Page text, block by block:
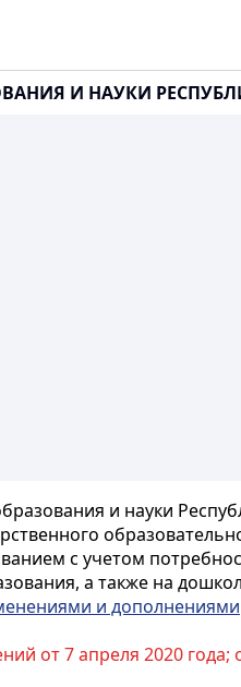
И НАУКИ
и науки
с учетом
а также на
и дополнениями
от 7 апреля 2020 года;